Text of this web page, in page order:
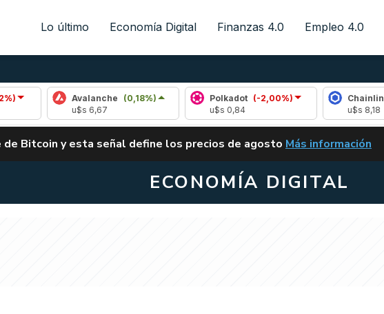
Lo último Economía Digital Finanzas 4.0 Empleo 4.0
Avalanche
(0,18%)
Polkadot (-2,00%)
Chainlink
ALERTA
de Bitcoin y esta señal define los precios de agosto VUELVE EL
Más información
ECONOMÍA DIGITAL